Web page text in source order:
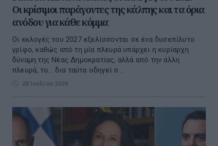
Οι κρίσιμοι παράγοντες της κάλπης και τα όρια
ανόδου για κάθε κόμμα
Οι εκλογές του 2027 εξελίσσονται σε ένα δυσεπίλυτο
γρίφο, καθώς από τη μία πλευρά υπάρχει η κυρίαρχη
δύναμη της Νέας Δημοκρατίας, αλλά από την άλλη
πλευρά, το... δια ταύτα οδηγεί σ...
28 Ιουλίου 2026